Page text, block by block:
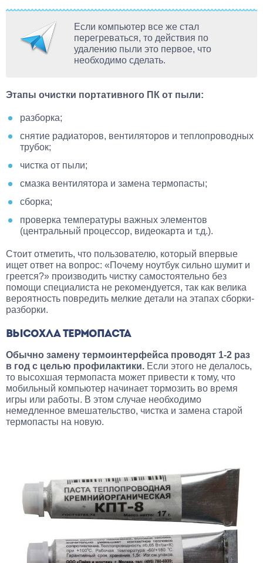
Если компьютер все же стал
перегреваться, то действия по
удалению пыли это первое, что
необходимо сделать.
Этапы очистки портативного ПК от пыли:
разборка;
снятие радиаторов, вентиляторов и теплопроводных
трубок;
чистка от пыли;
смазка вентилятора и замена термопасты;
сборка;
проверка температуры важных элементов
(центральный процессор, видеокарта и т.д.).
Стоит отметить, что пользователю, который впервые
ищет ответ на вопрос: «Почему ноутбук сильно шумит и
греется?» производить чистку самостоятельно без
помощи специалиста не рекомендуется, так как велика
вероятность повредить мелкие детали на этапах сборки-
разборки.
ВЫСОХЛА ТЕРМОПАСТА
Обычно замену термоинтерфейса проводят 1-2 раз
в год с целью профилактики. Если этого не делалось,
то высохшая термопаста может привести к тому, что
мобильный компьютер начинает тормозить во время
игры или работы. В этом случае необходимо
немедленное вмешательство, чистка и замена старой
термопасты на новую.